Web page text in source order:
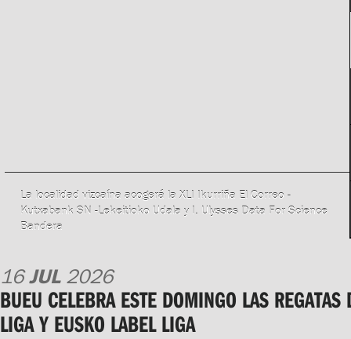
La localidad vizcaína acogerá la XLI Ikurriña El Correo -
Kutxabank SN -Lekeitioko Udala y I. Ulysses Data For Science
Bandera
16JUL2026
BUEU CELEBRA ESTE DOMINGO LAS REGATAS
LIGA Y EUSKO LABEL LIGA